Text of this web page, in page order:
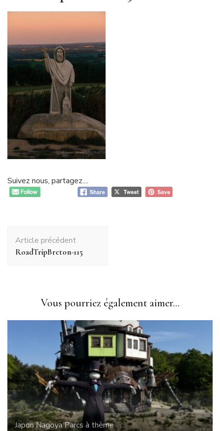
Suivez nous, partagez....
d'article
Article précédent
RoadTripBreton-115
Vous pourriez également aimer...
JaponNagoyaParcs à thème